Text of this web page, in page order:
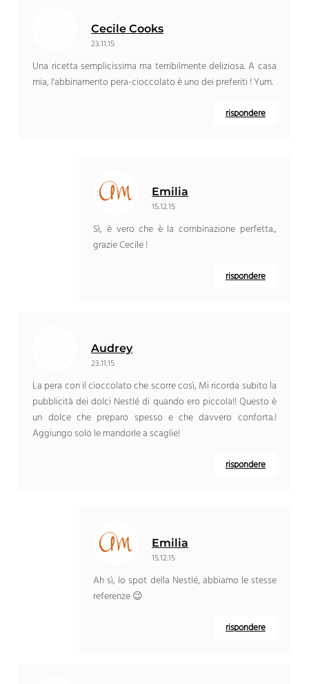
Cecile Cooks
23.11.15
Una ricetta semplicissima ma terribilmente deliziosa. A casa
mia, l'abbinamento pera-cioccolato è uno dei preferiti ! Yum.
rispondere
Emilia
15.12.15
Sì, è vero che è la combinazione perfetta.,
grazie Cecile !
rispondere
Audrey
23.11.15
La pera con il cioccolato che scorre così, Mi ricorda subito la
pubblicità dei dolci Nestlé di quando ero piccola!! Questo è
un dolce che preparo spesso e che davvero conforta.!
Aggiungo solo le mandorle a scaglie!
rispondere
Emilia
15.12.15
Ah sì, lo spot della Nestlé, abbiamo le stesse
referenze 😉
rispondere